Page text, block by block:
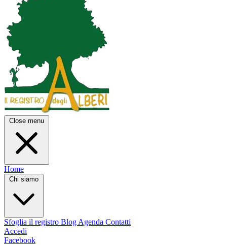
Close menu
Home
Chi siamo
Sfoglia il registro Blog Agenda Contatti
Accedi
Facebook